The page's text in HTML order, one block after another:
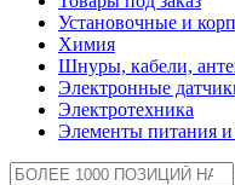
Установочные и
Химия
Шнуры, кабели,
Электронные
Электротехника
Элементы питания